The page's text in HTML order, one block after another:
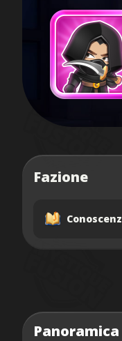
Fazione
Panoramica